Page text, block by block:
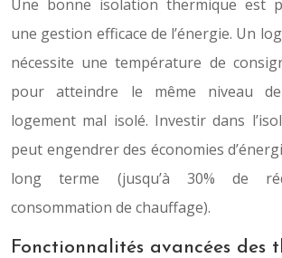
Une bonne isolation thermique est
une gestion efficace de l’énergie. Un
nécessite une température de
pour atteindre le même niveau
logement mal isolé. Investir dans
peut engendrer des économies
long terme (jusqu’à 30% de
consommation de chauffage).
Fonctionnalités avancées des